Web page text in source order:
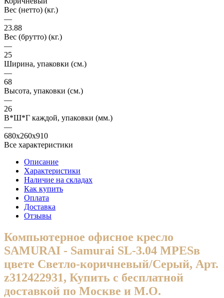
Вес (нетто) (кг.)
—
23.88
Вес (брутто) (кг.)
—
25
Ширина, упаковки (cм.)
—
68
Высота, упаковки (cм.)
—
26
В*Ш*Г каждой, упаковки (мм.)
—
680x260x910
Все характеристики
Описание
Характеристики
Наличие на складах
Как купить
Оплата
Доставка
Отзывы
Компьютерное офисное кресло
SAMURAI - Samurai SL-3.04 MPESв
цвете Светло-коричневый/Серый, Арт.
z312422931, Купить с бесплатной
доставкой по Москве и М.О.